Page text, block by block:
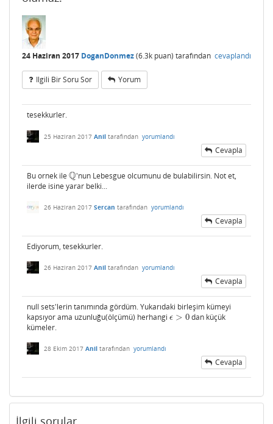
24 Haziran 2017 DoganDonmez(6.3k puan) tarafından cevaplandı
Ilgili Bir Soru Sor Yorum
tesekkurler.
25 Haziran 2017 Anil tarafından yorumlandı
Cevapla
Bu ornek ile Q
Q'nun Lebesgue olcumunu de bulabilirsin. Not et,
ilerde isine yarar belki...
26 Haziran 2017 Sercan tarafından yorumlandı
Cevapla
Ediyorum, tesekkurler.
26 Haziran 2017 Anil tarafından yorumlandı
Cevapla
null sets'lerin tanımında gördüm. Yukarıdaki birleşim kümeyi
kapsıyor ama uzunluğu(ölçümü) herhangi ϵ > 0
ϵ>0
dan küçük
kümeler.
28 Ekim 2017 Anil tarafından yorumlandı
Cevapla